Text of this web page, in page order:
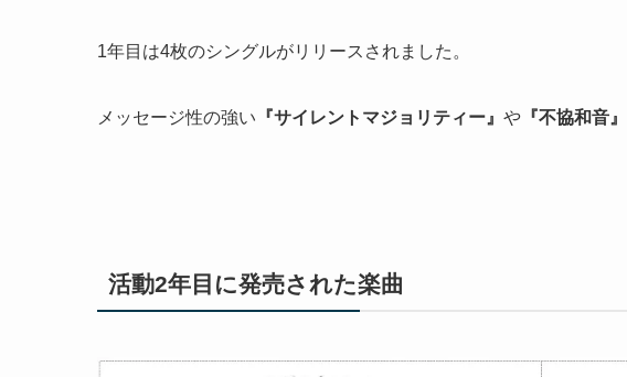
1年目は4枚のシングルがリリースされました。
メッセージ性の強い 『サイレントマジョリティー』 や 『不協和音』
活動2年目に発売された楽曲